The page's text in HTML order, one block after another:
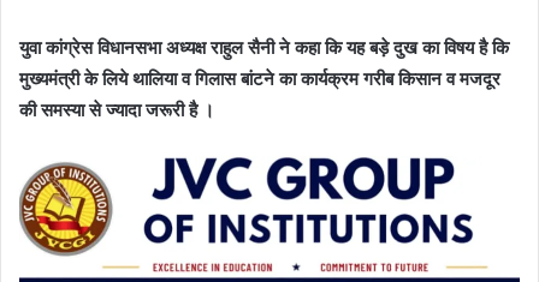
युवा कांग्रेस विधानसभा अध्यक्ष राहुल सैनी ने कहा कि यह बड़े दुख का विषय है कि
मुख्यमंत्री के लिये थालिया व गिलास बांटने का कार्यक्रम गरीब किसान व मजदूर
की समस्या से ज्यादा जरूरी है ।